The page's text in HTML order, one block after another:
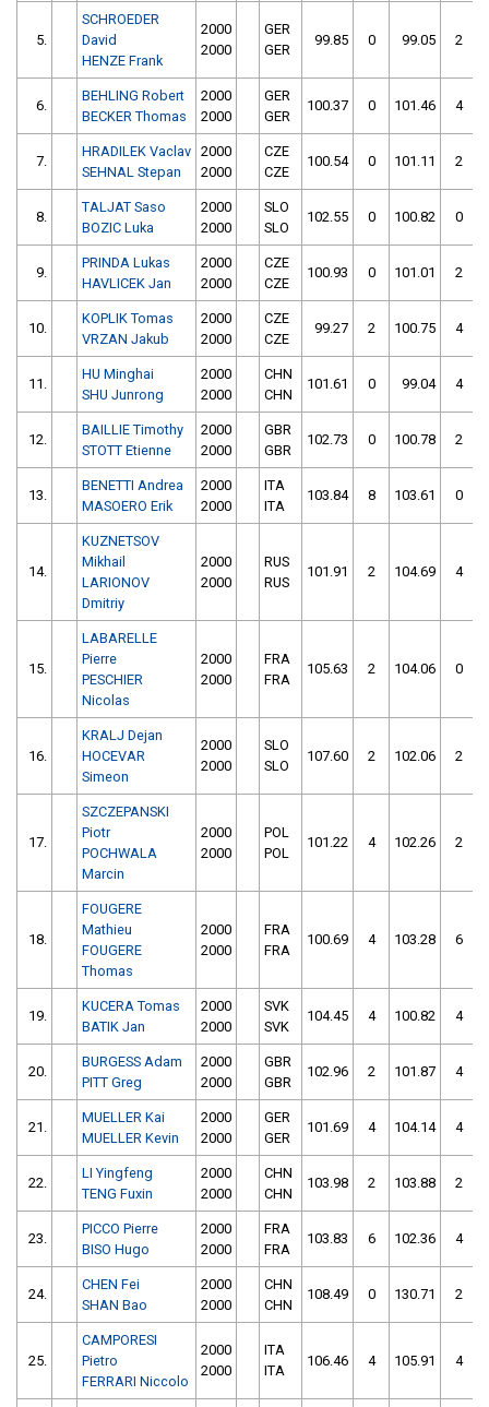
5.
SCHROEDER
David
HENZE Frank
2000
2000
GER
GER
99.85 0 99.05 2
6.
BEHLING Robert
BECKER Thomas
2000
2000
GER
GER
100.37 0 101.46 4
7.
HRADILEK Vaclav
SEHNAL Stepan
2000
2000
CZE
CZE
100.54 0 101.11 2
8.
TALJAT Saso
BOZIC Luka
2000
2000
SLO
SLO
102.55 0 100.82 0
9.
PRINDA Lukas
HAVLICEK Jan
2000
2000
CZE
CZE
100.93 0 101.01 2
10.
KOPLIK Tomas
VRZAN Jakub
2000
2000
CZE
CZE
99.27 2 100.75 4
11.
HU Minghai
SHU Junrong
2000
2000
CHN
CHN
101.61 0 99.04 4
12.
BAILLIE Timothy
STOTT Etienne
2000
2000
GBR
GBR
102.73 0 100.78 2
13.
BENETTI Andrea
MASOERO Erik
2000
2000
ITA
ITA
103.84 8 103.61 0
14.
KUZNETSOV
Mikhail
LARIONOV
Dmitriy
2000
2000
RUS
RUS
101.91 2 104.69 4
15.
LABARELLE
Pierre
PESCHIER
Nicolas
2000
2000
FRA
FRA
105.63 2 104.06 0
16.
KRALJ Dejan
HOCEVAR
Simeon
2000
2000
SLO
SLO
107.60 2 102.06 2
17.
SZCZEPANSKI
Piotr
POCHWALA
Marcin
2000
2000
POL
POL
101.22 4 102.26 2
18.
FOUGERE
Mathieu
FOUGERE
Thomas
2000
2000
FRA
FRA
100.69 4 103.28 6
19.
KUCERA Tomas
BATIK Jan
2000
2000
SVK
SVK
104.45 4 100.82 4
20.
BURGESS Adam
PITT Greg
2000
2000
GBR
GBR
102.96 2 101.87 4
21.
MUELLER Kai
MUELLER Kevin
2000
2000
GER
GER
101.69 4 104.14 4
22.
LI Yingfeng
TENG Fuxin
2000
2000
CHN
CHN
103.98 2 103.88 2
23.
PICCO Pierre
BISO Hugo
2000
2000
FRA
FRA
103.83 6 102.36 4
24.
CHEN Fei
SHAN Bao
2000
2000
CHN
CHN
108.49 0 130.71 2
25.
CAMPORESI
Pietro
FERRARI Niccolo
2000
2000
ITA
ITA
106.46 4 105.91 4